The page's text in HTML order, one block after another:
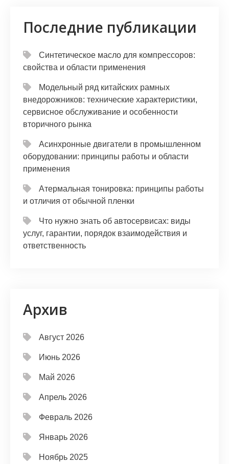
Последние публикации
Синтетическое масло для компрессоров:
свойства и области применения
Модельный ряд китайских рамных
внедорожников: технические характеристики,
сервисное обслуживание и особенности
вторичного рынка
Асинхронные двигатели в промышленном
оборудовании: принципы работы и области
применения
Атермальная тонировка: принципы работы
и отличия от обычной пленки
Что нужно знать об автосервисах: виды
услуг, гарантии, порядок взаимодействия и
ответственность
Архив
Август 2026
Июнь 2026
Май 2026
Апрель 2026
Февраль 2026
Январь 2026
Ноябрь 2025